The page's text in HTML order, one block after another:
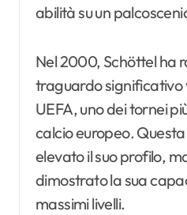
abilità su un
Nel 2000, Schöttel ha
traguardo significativo
UEFA, uno dei tornei
calcio europeo.
elevato il suo profilo,
dimostrato la sua
massimi livelli.